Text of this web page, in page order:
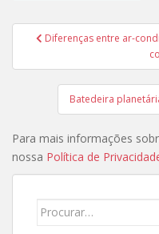
Navegação
Post
Diferenças entre ar-
Batedeira
Para mais informações
nossa Política de
Search